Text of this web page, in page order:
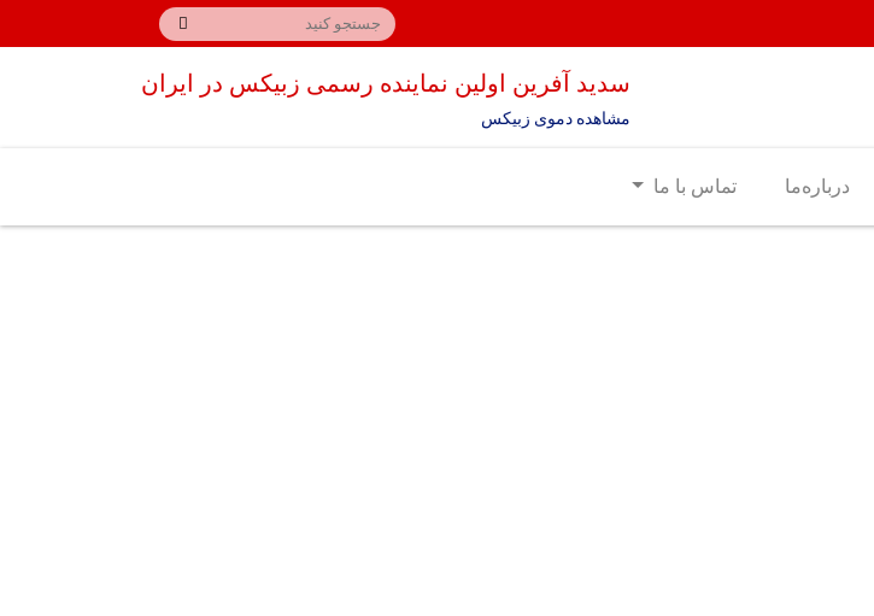
سدید آفرین اولین نماینده رسمی زبیکس در ایران
مشاهده دموی زبیکس
درباره‌ما تماس با ما